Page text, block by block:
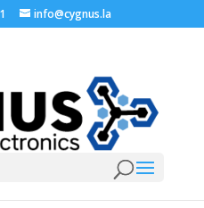
info@cygnus.la